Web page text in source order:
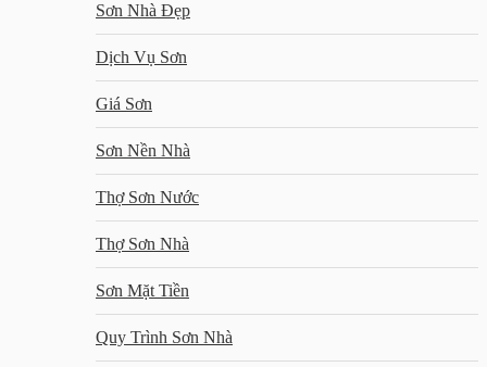
Sơn Nhà Đẹp
Dịch Vụ Sơn
Giá Sơn
Sơn Nền Nhà
Thợ Sơn Nước
Thợ Sơn Nhà
Sơn Mặt Tiền
Quy Trình Sơn Nhà